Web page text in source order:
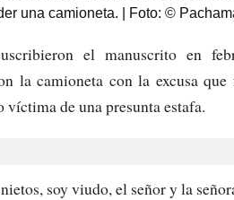
una camioneta. | Foto: ©
el manuscrito en
la camioneta con la excusa
víctima de una presunta estafa.
soy viudo, el señor y la